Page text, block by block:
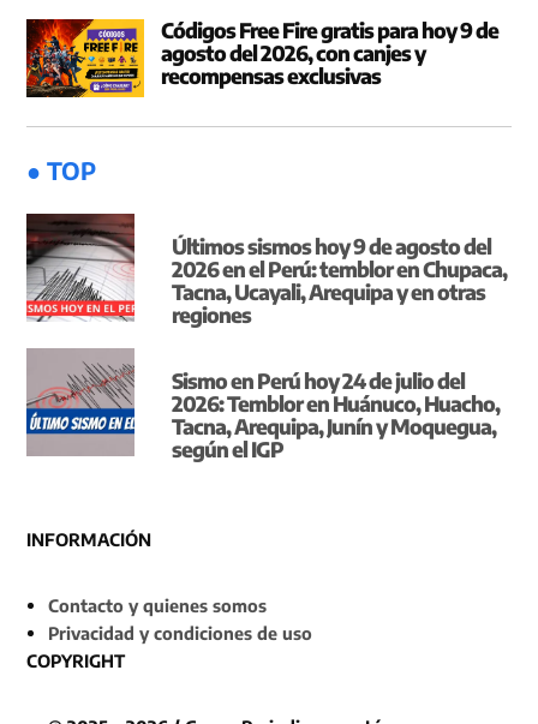
Códigos Free Fire gratis para hoy 9 de
agosto del 2026, con canjes y
recompensas exclusivas
● TOP
Últimos sismos hoy 9 de agosto del
2026 en el Perú: temblor en Chupaca,
Tacna, Ucayali, Arequipa y en otras
regiones
Sismo en Perú hoy 24 de julio del
2026: Temblor en Huánuco, Huacho,
Tacna, Arequipa, Junín y Moquegua,
según el IGP
INFORMACIÓN
Contacto y quienes somos
Privacidad y condiciones de uso
COPYRIGHT